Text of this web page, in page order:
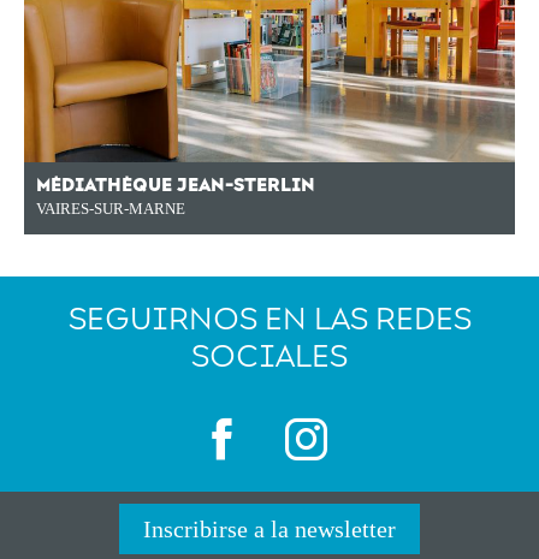
MÉDIATHÈQUE JEAN-STERLIN
VAIRES-SUR-MARNE
SEGUIRNOS EN LAS REDES
SOCIALES
Inscribirse a la newsletter